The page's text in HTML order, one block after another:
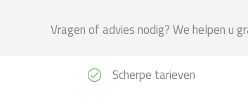
Vragen of advies nodig? We helpen u
Scherpe tarieven